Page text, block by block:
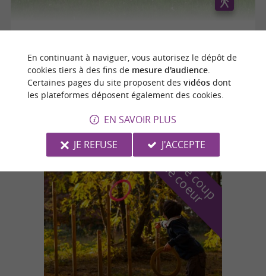
Cuguron
n
o
t
r
e
c
o
u
p
d
e
c
o
e
u
r
En continuant à naviguer, vous autorisez le dépôt de
cookies tiers à des fins de mesure d'audience.
Certaines pages du site proposent des vidéosdont
les plateformes déposent également des cookies.
EN SAVOIR PLUS
JE REFUSE
J'ACCEPTE